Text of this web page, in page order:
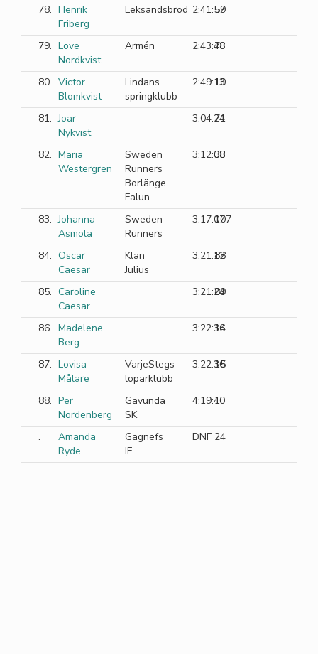
78. Henrik
Friberg
Leksandsbröd 2:41:57
59
79. Love
Nordkvist
Armén 2:43:48
7
80. Victor
Blomkvist
Lindans
springklubb
2:49:13
10
81. Joar
Nykvist
3:04:24
71
82. Maria
Westergren
Sweden
Runners
Borlänge
Falun
3:12:08
33
83. Johanna
Asmola
Sweden
Runners
3:17:07
107
84. Oscar
Caesar
Klan
Julius
3:21:12
88
85. Caroline
Caesar
3:21:24
89
86. Madelene
Berg
3:22:36
14
87. Lovisa
Målare
VarjeStegs
löparklubb
3:22:36
15
88. Per
Nordenberg
Gävunda
SK
4:19:40
1
.
Amanda
Ryde
Gagnefs
IF
DNF 24